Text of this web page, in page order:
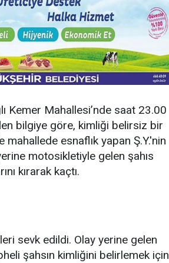
Kemer Mahallesi’nde saat 23.00
bilgiye göre, kimliği belirsiz bir
esnaflık yapan Ş.Y.'nin
yerine motosikletiyle gelen şahıs
kırarak kaçtı.
sevk edildi. Olay yerine gelen
şahsın kimliğini belirlemek için